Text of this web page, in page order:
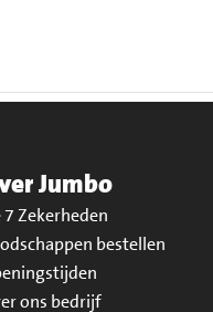
Jumbo
7 Zekerheden
bestellen
ons bedrijf